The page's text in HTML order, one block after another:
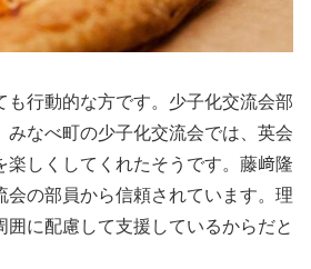
も行動的な方です。少子化交流会部
みなべ町の少子化交流会では、英会
楽しくしてくれたそうです。藤﨑隆
会の部員から信頼されています。理
囲に配慮して支援しているからだと